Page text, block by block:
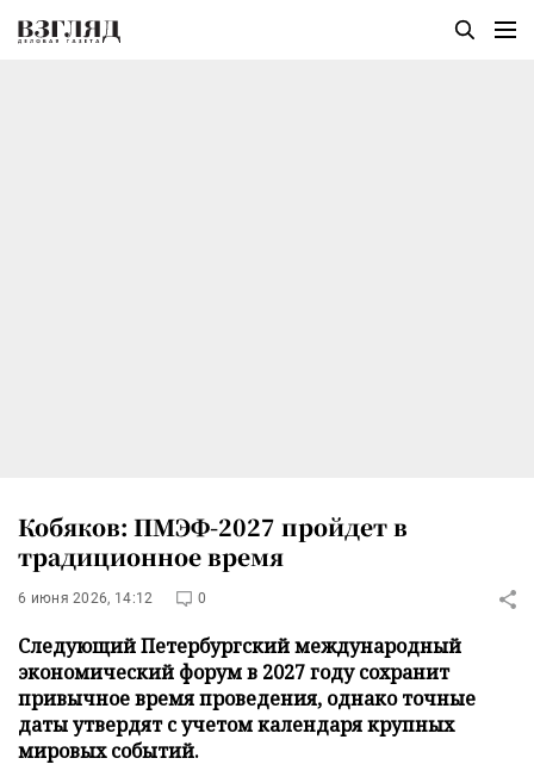
Кобяков: ПМЭФ-2027 пройдет в
традиционное время
6 июня 2026, 14:12 0
Следующий Петербургский международный
экономический форум в 2027 году сохранит
привычное время проведения, однако точные
даты утвердят с учетом календаря крупных
мировых событий.